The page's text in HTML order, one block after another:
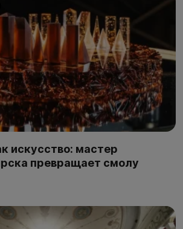
искусство: мастер
превращает смолу